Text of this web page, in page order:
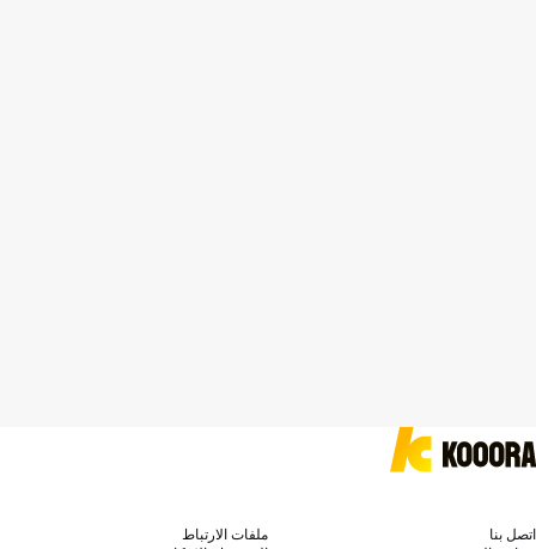
اتصل بنا
ملفات الارتباط